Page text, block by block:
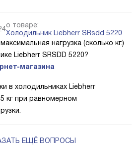
о товаре:
Холодильник Liebherr SRsdd 5220
нагрузка (сколько кг.)
Liebherr SRSDD 5220?
магазина
в холодильниках Liebherr
кг при равномерном
ЕЩЁ ВОПРОСЫ